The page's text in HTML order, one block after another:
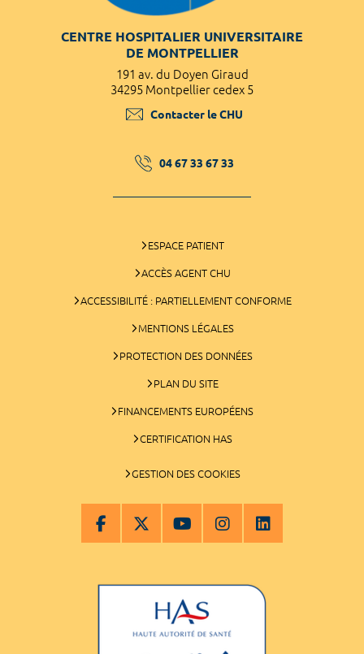
CENTRE HOSPITALIER UNIVERSITAIRE
DE MONTPELLIER
191 av. du Doyen Giraud
34295 Montpellier cedex 5
Contacter le CHU
04 67 33 67 33
ESPACE PATIENT
ACCÈS AGENT CHU
ACCESSIBILITÉ : PARTIELLEMENT CONFORME
MENTIONS LÉGALES
PROTECTION DES DONNÉES
PLAN DU SITE
FINANCEMENTS EUROPÉENS
CERTIFICATION HAS
GESTION DES COOKIES